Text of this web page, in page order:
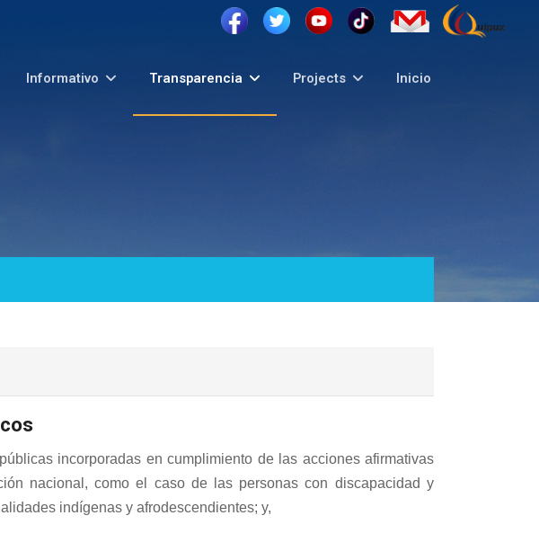
Informativo Transparencia Projects Inicio
incorporadas en cumplimiento de las acciones afirmativas
nacional, como el caso de las personas con discapacidad y
indígenas y afrodescendientes; y,